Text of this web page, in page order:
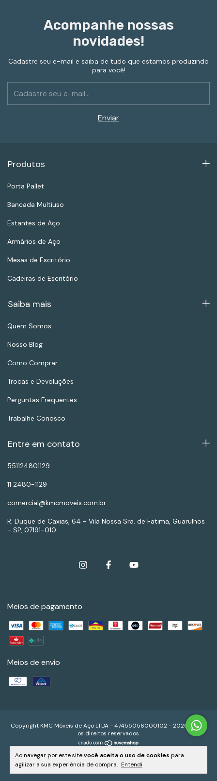
Ao navegar por este sitevocê aceita o uso de cookies para
agilizar a sua experiência de compra. Entendi
Acompanhe nossas
novidades!
Cadastre seu e-mail e saiba de tudo que estamos produzindo
para você!
Produtos
Porta Pallet
Bancada Multiuso
Estantes de Aço
Armários de Aço
Mesas de Escritório
Cadeiras de Escritório
Saiba mais
Quem Somos
Nosso Blog
Como Comprar
Trocas e Devoluções
Perguntas Frequentes
Trabalhe Conosco
Entre em contato
551124801129
11 2480-1129
comercial@kmcmoveis.com.br
R. Duque de Caxias, 64 - Vila Nossa Sra. de Fatima, Guarulhos
- SP, 07191-010
Meios de pagamento
Meios de envio
Copyright KMC Móveis de Aço LTDA - 47455056000102 - 2026. Todos
os direitos reservados.